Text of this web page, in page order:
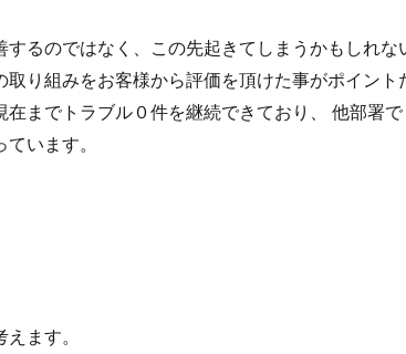
るのではなく、この先起きてしまうかもしれな
り組みをお客様から評価を頂けた事がポイント
までトラブル０件を継続できており、 他部署で
います。
ます。